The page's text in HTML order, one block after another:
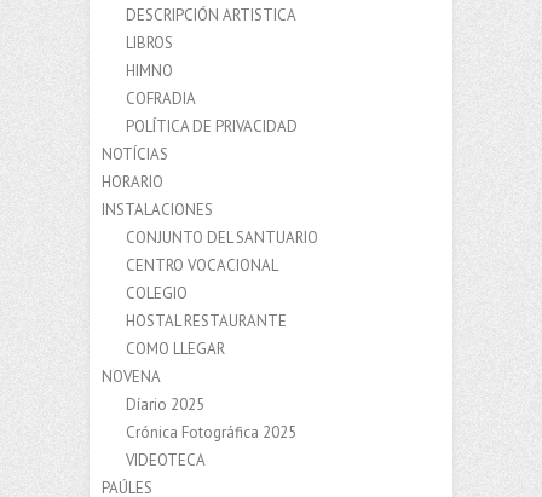
DESCRIPCIÓN ARTISTICA
LIBROS
HIMNO
COFRADIA
POLÍTICA DE PRIVACIDAD
NOTÍCIAS
HORARIO
INSTALACIONES
CONJUNTO DEL SANTUARIO
CENTRO VOCACIONAL
COLEGIO
HOSTAL RESTAURANTE
COMO LLEGAR
NOVENA
Díario 2025
Crónica Fotográfica 2025
VIDEOTECA
PAÚLES